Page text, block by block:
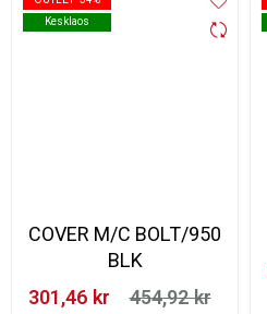
Kesklaos
Kesklaos
COVER M/C BOLT/950
BLK
301,46 kr‎
454,92 kr‎